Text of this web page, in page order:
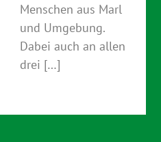
Menschen aus Marl
und Umgebung.
Dabei auch an allen
drei […]